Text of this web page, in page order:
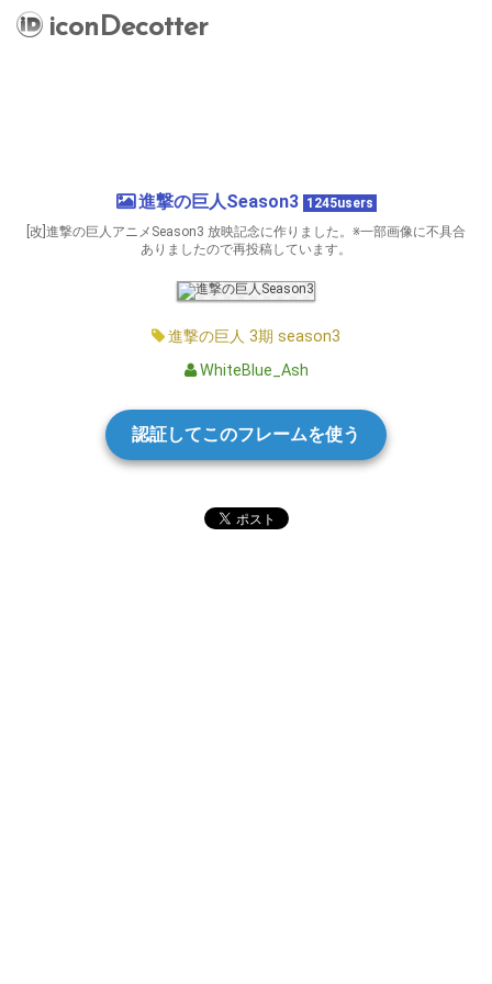
iconDecotter
進撃の巨人Season3
1245users
[改]進撃の巨人アニメSeason3 放映記念に作りました。※一部画像に不具合
ありましたので再投稿しています。
進撃の巨人 3期 season3
WhiteBlue_Ash
認証してこのフレームを使う